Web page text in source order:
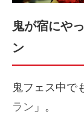
鬼が宿にや
ン
鬼フェス中で
ラン 」。